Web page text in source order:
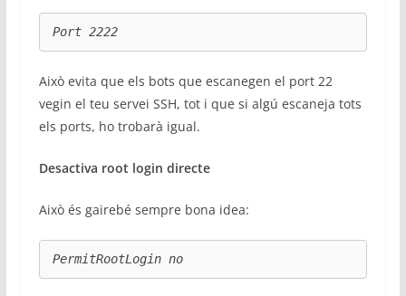
Port 2222
Això evita que els bots que escanegen el port 22
vegin el teu servei SSH, tot i que si algú escaneja tots
els ports, ho trobarà igual.
Desactiva root login directe
Això és gairebé sempre bona idea:
PermitRootLogin no